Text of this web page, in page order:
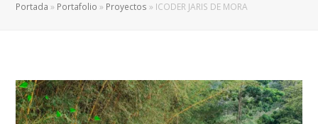
Portada » Portafolio » Proyectos » ICODER JARIS DE MORA